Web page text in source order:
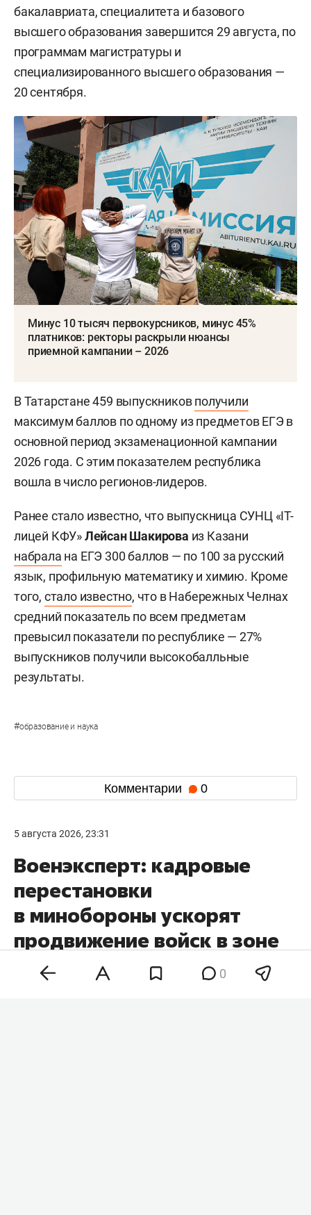
бакалавриата, специалитета и базового
высшего образования завершится 29 августа, по
программам магистратуры и
специализированного высшего образования —
20 сентября.
Минус 10 тысяч первокурсников, минус 45%
платников: ректоры раскрыли нюансы
приемной кампании – 2026
В Татарстане 459 выпускниковполучили
максимум баллов по одному из предметов ЕГЭ в
основной период экзаменационной кампании
2026 года. С этим показателем республика
вошла в число регионов-лидеров.
Ранее стало известно, что выпускница СУНЦ «IT-
лицей КФУ»Лейсан Шакирова из Казани
набрала на ЕГЭ 300 баллов — по 100 за русский
язык, профильную математику и химию. Кроме
того, стало известно, что в Набережных Челнах
средний показатель по всем предметам
превысил показатели по республике — 27%
выпускников получили высокобалльные
результаты.
#образование и наука
Комментарии 0
5 августа 2026, 23:31
Военэксперт: кадровые
перестановки
в минобороны ускорят
продвижение войск в зоне
СВО
0